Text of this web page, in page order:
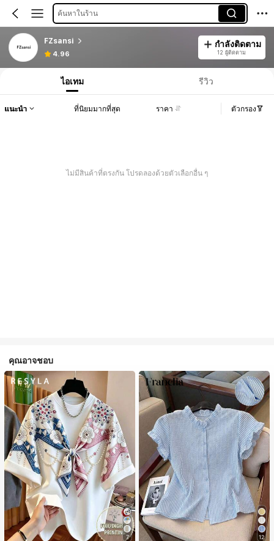
ค้นหาในร้าน
FZsansi
4.96
กำลังติดตาม
12 ผู้ติดตาม
ไอเทม รีวิว
แนะนำ ที่นิยมมากที่สุด ราคา ตัวกรอง
ไม่มีสินค้าที่ตรงกัน โปรดลองด้วยตัวเลือกอื่น ๆ
คุณอาจชอบ
7 12